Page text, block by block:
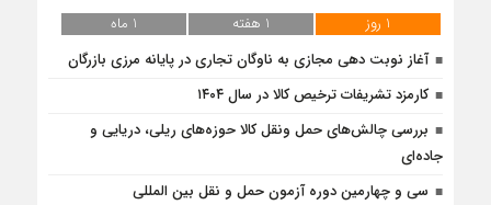
1 روز 1 هفته
1 ماه
آغاز نوبت دهی مجازی به ناوگان تجاری در پایانه مرزی بازرگان
کارمزد تشریفات ترخیص کالا در سال ۱۴۰۴
بررسی چالش‌های حمل ونقل کالا حوزه‌های ریلی، دریایی و
جاده‌ای
سی و چهارمین دوره آزمون حمل و نقل بین المللی